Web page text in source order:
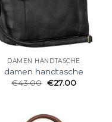
DAMEN HANDTASCHE
damen handtasche
€43.00 €27.00